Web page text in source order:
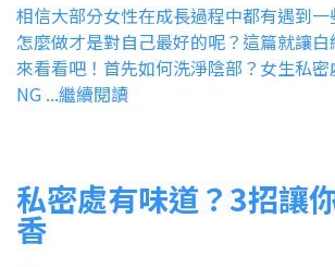
相信大部分女性在成長過程中都有遇到
怎麼做才是對自己最好的呢？這篇就讓
來看看吧！首先如何洗淨陰部？女生私
NG ...繼續閱讀
私密處有味道？3招讓
香